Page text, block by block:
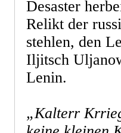
Desaster
Relikt der
stehlen, den
Iljitsch
Lenin.
„Kalterr